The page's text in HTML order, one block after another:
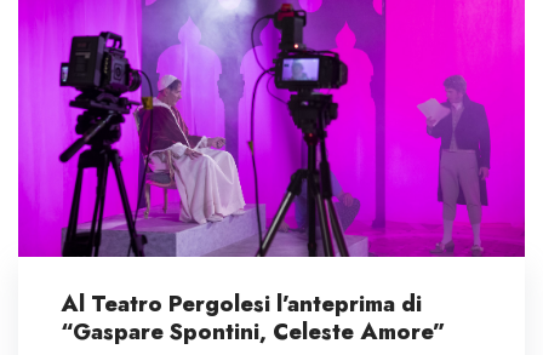
Al Teatro Pergolesi l’anteprima di
“Gaspare Spontini, Celeste Amore”